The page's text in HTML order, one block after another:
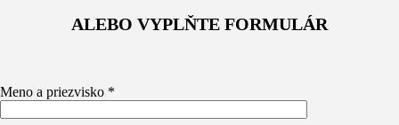
ALEBO VYPLŇTE FORMULÁR
Meno a priezvisko *